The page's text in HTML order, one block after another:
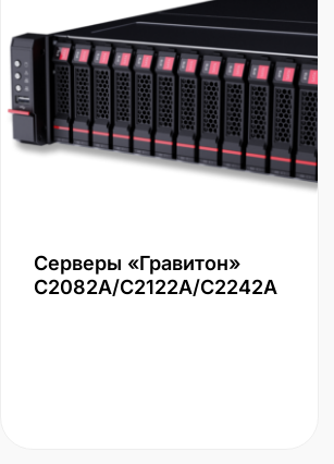
Серверы «Гравитон»
С2082А/С2122А/С2242А